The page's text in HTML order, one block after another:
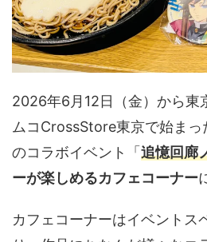
2026年6月12日（金）から東
ムコCrossStore東京で始まっ
のコラボイベント「 追憶回廊
ーが楽しめるカフェコーナー
カフェコーナーはイベントス